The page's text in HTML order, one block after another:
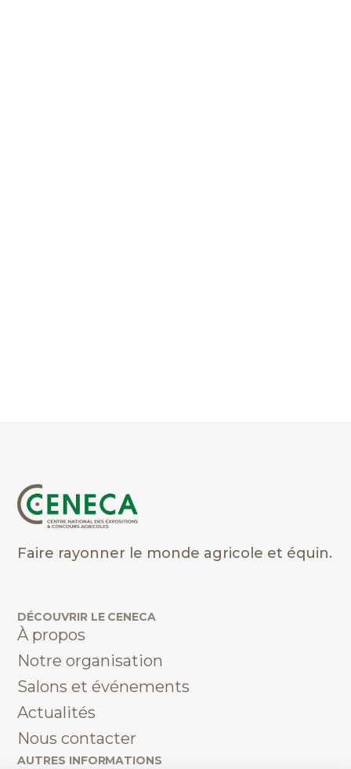
Faire rayonner le monde agricole et équin.
DÉCOUVRIR LE CENECA
À propos
Notre organisation
Salons et événements
Actualités
Nous contacter
AUTRES INFORMATIONS